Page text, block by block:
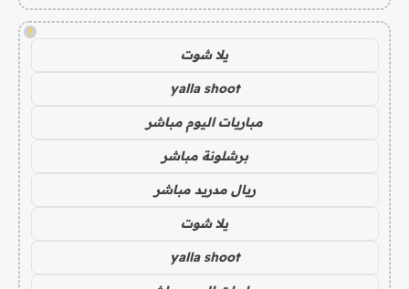
!
يلا شوت
yalla shoot
مباريات اليوم مباشر
برشلونة مباشر
ريال مدريد مباشر
يلا شوت
yalla shoot